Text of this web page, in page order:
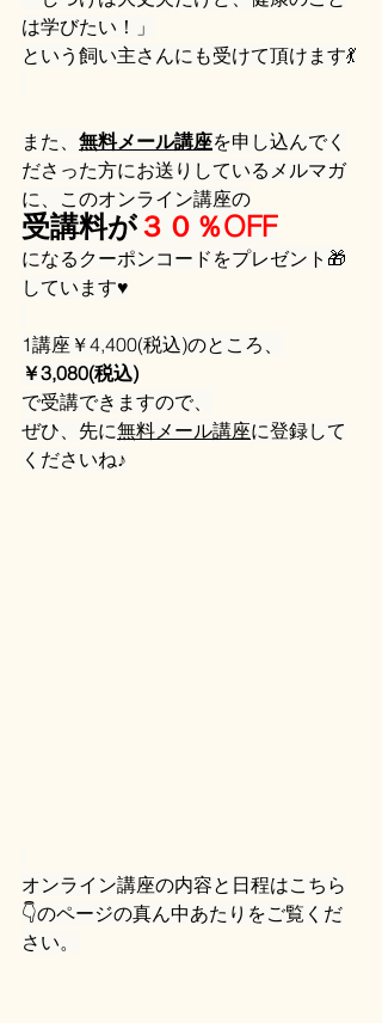
は学びたい！」
という飼い主さんにも受けて頂けます💃
また、 無料メール講座を申し込んでく
ださった方にお送りしているメルマガ
に、このオンライン講座の
受講料が３０％OFF
になるクーポンコードをプレゼント🎁
しています♥
1講座￥4,400(税込)のところ、
￥3,080(税込)
で受講できますので、
ぜひ、先に無料メール講座に登録して
くださいね♪
オンライン講座の内容と日程はこちら
👇のページの真ん中あたりをご覧くだ
さい。